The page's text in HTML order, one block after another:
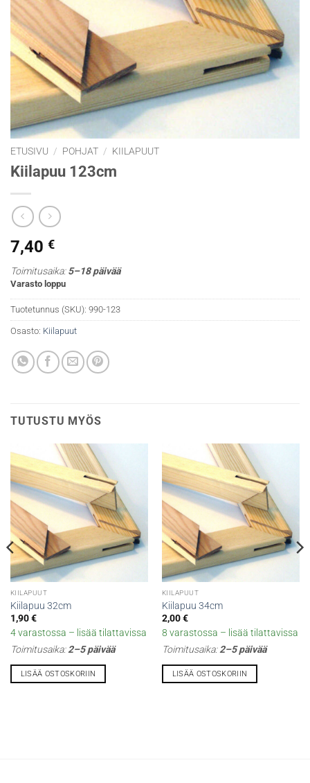
ETUSIVU / POHJAT / KIILAPUUT
Kiilapuu 123cm
7,40 €
Toimitusaika:5–18 päivää
Varasto loppu
Tuotetunnus (SKU): 990-123
Osasto: Kiilapuut
TUTUSTU MYÖS
KIILAPUUT
Kiilapuu 32cm
1,90€
4 varastossa – lisää tilattavissa
Toimitusaika:2–5 päivää
LISÄÄ OSTOSKORIIN
KIILAPUUT
Kiilapuu 34cm
2,00€
8 varastossa – lisää tilattavissa
Toimitusaika:2–5 päivää
LISÄÄ OSTOSKORIIN